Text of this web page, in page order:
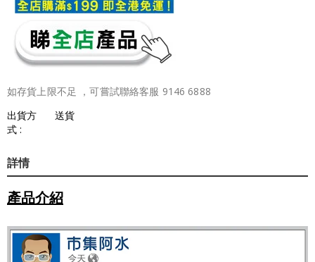
如存貨上限不足 ，可嘗試聯絡客服 9146 6888
出貨方
式 :
送貨
詳情
產品介紹